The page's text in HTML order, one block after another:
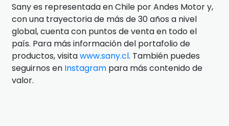
Sany es representada en Chile por Andes Motor y,
con una trayectoria de más de 30 años a nivel
global, cuenta con puntos de venta en todo el
país. Para más información del portafolio de
productos, visitawww.sany.cl. También puedes
seguirnos en Instagram para más contenido de
valor.